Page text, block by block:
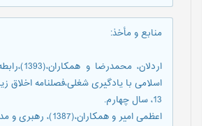
منابع و مأخذ:
اردلان، محمدرضا و
اسلامی با یادگیری شغلی،فصلنامه اخلاق
13، سال چهارم.
اعظمی امیر و